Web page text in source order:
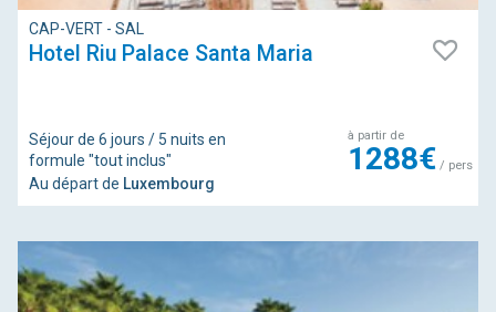
CAP-VERT - SAL
Hotel Riu Palace Santa Maria
Séjour de 6 jours / 5 nuits en
formule "tout inclus"
Au départ de Luxembourg
à partir de
1288€/ pers